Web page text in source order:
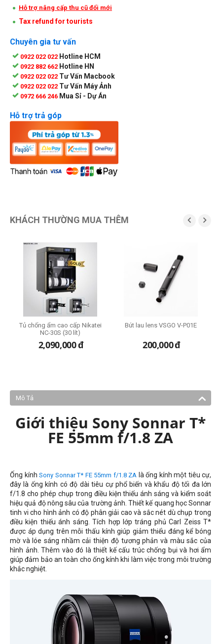
Hỗ trợ nâng cấp thu cũ đổi mới
Tax refund for tourists
Chuyên gia tư vấn
0922 022 022 Hotline HCM
0922 882 662 Hotline HN
0922 022 022 Tư Vấn Macbook
0922 022 022 Tư Vấn Máy Ảnh
0972 666 246 Mua Sỉ - Dự Án
Hỗ trợ trả góp
KHÁCH THƯỜNG MUA THÊM  
Tủ chống ẩm cao cấp Nikatei
NC-30S (30 lít)
2,090,000đ
Bút lau lens VSGO V-P01E
200,000đ
Mô Tả
Giới thiệu Sony Sonnar T*
FE 55mm f/1.8 ZA
Ống kính Sony Sonnar T* FE 55mm f/1.8 ZA là ống kính một tiêu cự,
đây là ống kính có độ dài tiêu cự phổ biến và khẩu độ tối đa lớn
f/1.8 cho phép chụp trong điều kiện thiếu ánh sáng và kiểm soát
hiệu quả độ nông sâu của trường ảnh. Thiết kế quang học Sonnar
tinh vi cho hình ảnh có độ phân giải cao và sắc nét dù chụp trong
điều kiện thiếu ánh sáng. Tích hợp lớp tráng phủ Carl Zeiss T*
được áp dụng trên mỗi thấu kính giúp giảm thiểu đáng kể bóng
mờ và lóe sáng nhầm cải thiện độ tương phản và màu sắc của
hình ảnh. Thêm vào đó là thiết kế cấu trúc chống bụi và hơi ẩm
giúp đảm bảo an toàn cho ống kính khi làm việc trong môi trường
khắc nghiệt.